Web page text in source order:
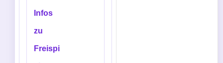
Infos
zu
Freispi